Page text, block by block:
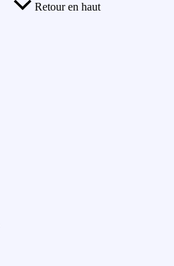
Retour en haut